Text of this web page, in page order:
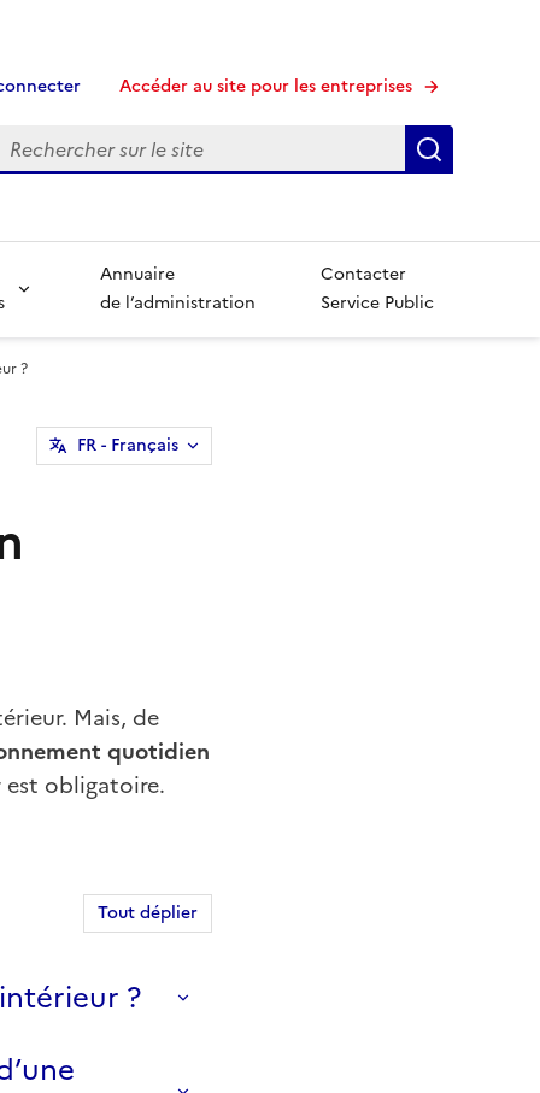
Accéder au site pour les entreprises
Recherche
Annuaire
de l’administration
Contacter
Service Public
?
FR- Français
Mais, de
quotidien
est obligatoire.
Tout déplier
?